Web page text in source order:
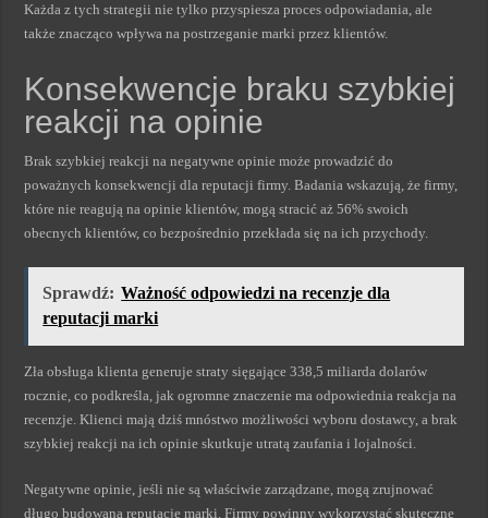
Każda z tych strategii nie tylko przyspiesza proces odpowiadania, ale
także znacząco wpływa na postrzeganie marki przez klientów.
Konsekwencje braku szybkiej
reakcji na opinie
Brak szybkiej reakcji na negatywne opinie może prowadzić do
poważnych konsekwencji dla reputacji firmy. Badania wskazują, że firmy,
które nie reagują na opinie klientów, mogą stracić aż 56% swoich
obecnych klientów, co bezpośrednio przekłada się na ich przychody.
Sprawdź: Ważność odpowiedzi na recenzje dla
reputacji marki
Zła obsługa klienta generuje straty sięgające 338,5 miliarda dolarów
rocznie, co podkreśla, jak ogromne znaczenie ma odpowiednia reakcja na
recenzje. Klienci mają dziś mnóstwo możliwości wyboru dostawcy, a brak
szybkiej reakcji na ich opinie skutkuje utratą zaufania i lojalności.
Negatywne opinie, jeśli nie są właściwie zarządzane, mogą zrujnować
długo budowaną reputację marki. Firmy powinny wykorzystać skuteczne